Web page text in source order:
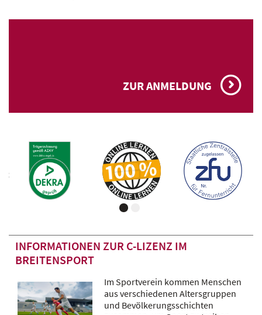
ZUR ANMELDUNG
INFORMATIONEN ZUR C-LIZENZ IM
BREITENSPORT
Im Sportverein kommen Menschen
aus verschiedenen Altersgruppen
und Bevölkerungsschichten